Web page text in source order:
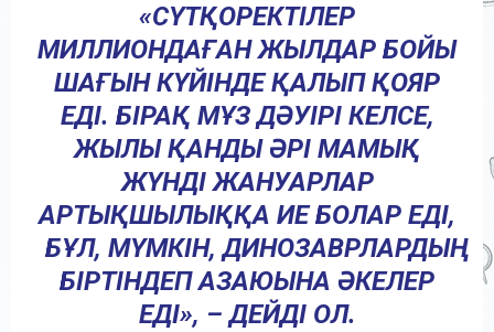
«СҮТҚОРЕКТІЛЕР
МИЛЛИОНДАҒАН ЖЫЛДАР БОЙЫ
ШАҒЫН КҮЙІНДЕ ҚАЛЫП ҚОЯР
ЕДІ. БІРАҚ МҰЗ ДӘУІРІ КЕЛСЕ,
ЖЫЛЫ ҚАНДЫ ӘРІ МАМЫҚ
ЖҮНДІ ЖАНУАРЛАР
АРТЫҚШЫЛЫҚҚА ИЕ БОЛАР ЕДІ,
БҰЛ, МҮМКІН, ДИНОЗАВРЛАРДЫҢ
БІРТІНДЕП АЗАЮЫНА ӘКЕЛЕР
ЕДІ», – ДЕЙДІ ОЛ.